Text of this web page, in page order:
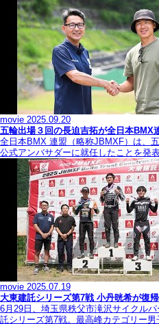
movie 2025.09.20
五輪出場３回の長迫吉拓が全日本BMX
全日本BMX 連盟（略称JBMXF）は、
公式アンバサダーに就任したことを発
movie 2025.07.19
大東建託シリーズ第7戦 ⼩丹晄希が復
6月29日、埼玉県秩父市滝沢サイクル
託シリーズ第7戦。最高峰カテゴリー